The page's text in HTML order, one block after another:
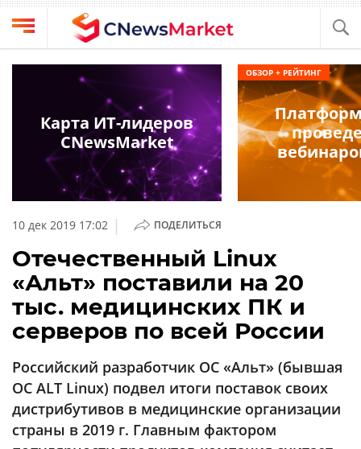
Выбрать
провайдера
Компании
обзоры
кабинет
О
проекте
CNews
Аналитика
Конференции
Техника
CNews
Конференции
Техника
10 дек 2019 17:02 | ПОДЕЛИТЬСЯ
Отечественный Linux
«Альт» поставили на 20
тыс. медицинских ПК и
серверов по всей России
Российский разработчик ОС «Альт» (бывшая
ОС ALT Linux) подвел итоги поставок своих
дистрибутивов в медицинские организации
страны в 2019 г. Главным фактором
Карта ИТ-лидеров
CNewsMarket
ОБЗОР + РЕЙТИНГ